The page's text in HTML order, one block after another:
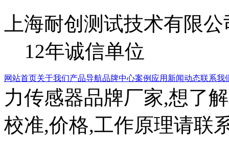
上海耐创测试技术有限公
12年诚信单位
网站首页关于我们产品导航品牌中心案例应用 新闻动态联系我
力传感器品牌厂家,想了
校准,价格,工作原理请联